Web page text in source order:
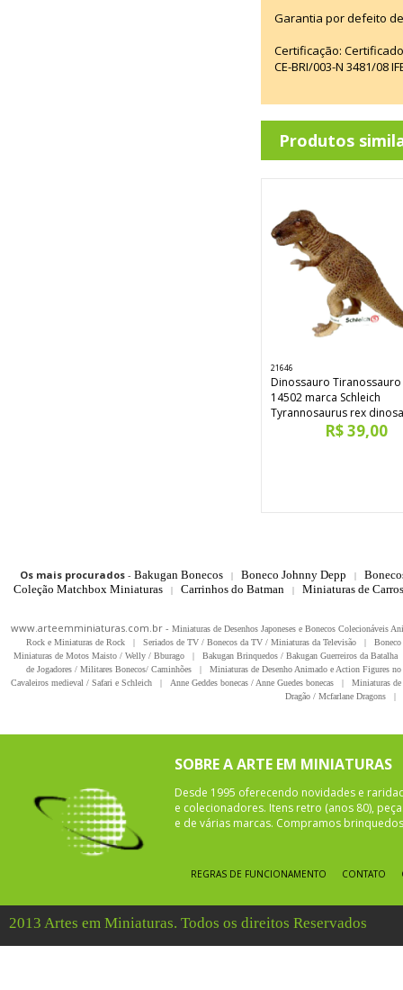
Garantia por defeito
Certificação:
CE-BRI/003-N 3481/08
Produtos
21646
Dinossauro Tiranossauro
14502 marca Schleich
Tyrannosaurus rex
R$ 39,00
Os mais procurados- Bakugan Bonecos | Boneco Johnny Depp |
Coleção Matchbox Miniaturas
| Carrinhos do Batman | Miniaturas de
www.arteemminiaturas.com.br - Miniaturas de Desenhos Japoneses e Bonecos Colecionáveis
Rock e Miniaturas de Rock
| Seriados de TV / Bonecos da TV / Miniaturas da Televisão |
Miniaturas de Motos Maisto / Welly / Bburago
| Bakugan Brinquedos / Bakugan Guerreiros da Batalha
de Jogadores / Militares Bonecos/ Caminhões
|
Miniaturas de Desenho Animado e Action Figures
Cavaleiros medieval / Safari e Schleich
| Anne Geddes bonecas / Anne Guedes bonecas |
Miniaturas
Dragão / Mcfarlane Dragons
|
SOBRE A ARTE EM MINIATURAS
Desde 1995 oferecendo novidades e
e colecionadores. Itens retro (anos 80),
e de várias marcas. Compramos
REGRAS DE FUNCIONAMENTO CONTATO
2013 Artes em Miniaturas. Todos os direitos Reservados